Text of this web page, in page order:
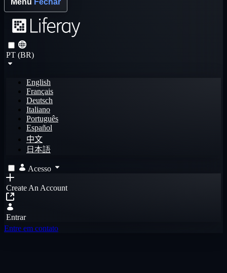
Menu Fechar
PT (BR)
English
Français
Deutsch
Italiano
Português
Español
中文
日本語
Acesso
Create An Account
Entrar
Entre em contato